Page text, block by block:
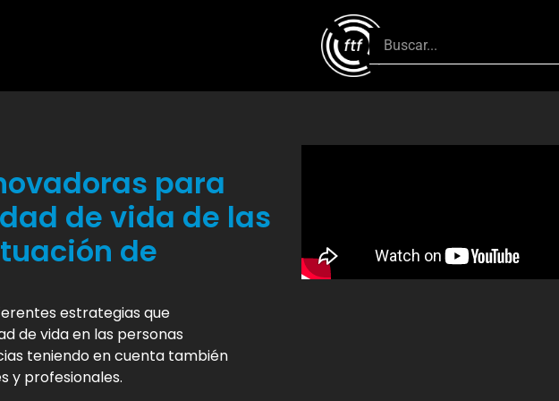
para
de vida de las
de
estrategias que
de vida en las personas
teniendo en cuenta también
y profesionales.